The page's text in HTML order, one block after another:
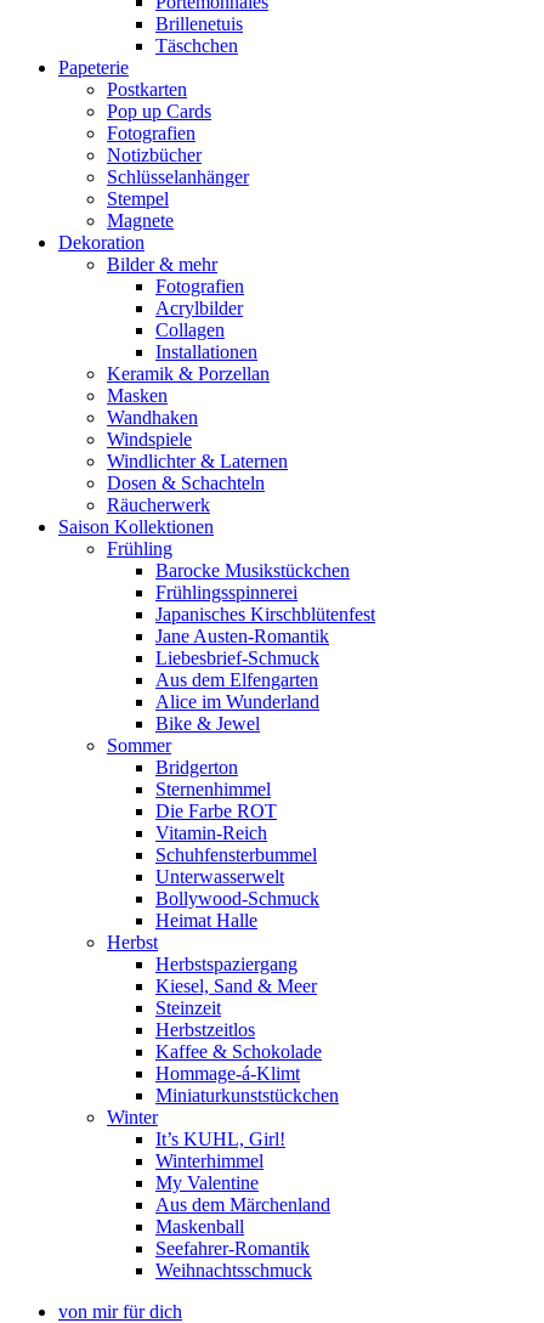
Brillenetuis
Täschchen
Papeterie
Postkarten
Pop up Cards
Fotografien
Notizbücher
Schlüsselanhänger
Stempel
Magnete
Dekoration
Bilder & mehr
Fotografien
Acrylbilder
Collagen
Installationen
Keramik & Porzellan
Masken
Wandhaken
Windspiele
Windlichter & Laternen
Dosen & Schachteln
Räucherwerk
Saison Kollektionen
Frühling
Barocke Musikstückchen
Frühlingsspinnerei
Japanisches Kirschblütenfest
Jane Austen-Romantik
Liebesbrief-Schmuck
Aus dem Elfengarten
Alice im Wunderland
Bike & Jewel
Sommer
Bridgerton
Sternenhimmel
Die Farbe ROT
Vitamin-Reich
Schuhfensterbummel
Unterwasserwelt
Bollywood-Schmuck
Heimat Halle
Herbst
Herbstspaziergang
Kiesel, Sand & Meer
Steinzeit
Herbstzeitlos
Kaffee & Schokolade
Hommage-á-Klimt
Miniaturkunststückchen
Winter
It’s KUHL, Girl!
Winterhimmel
My Valentine
Aus dem Märchenland
Maskenball
Seefahrer-Romantik
Weihnachtsschmuck
von mir für dich